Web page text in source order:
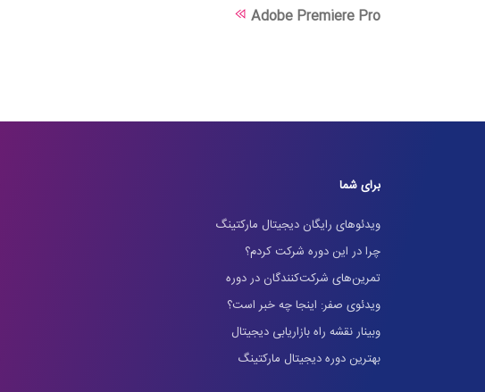
Adobe Premiere Pro
برای شما
ویدئوهای رایگان دیجیتال مارکتینگ
چرا در این دوره شرکت کردم؟
تمرین‌های شرکت‌کنندگان در دوره
ویدئوی صفر: اینجا چه خبر است؟
وبینار نقشه راه بازاریابی دیجیتال
بهترین دوره دیجیتال مارکتینگ